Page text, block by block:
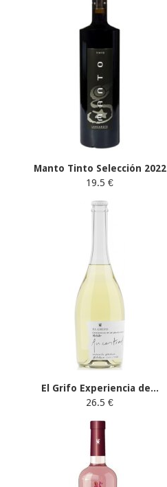
Manto Tinto Selección 2022
19.5 €
El Grifo Experiencia de...
26.5 €